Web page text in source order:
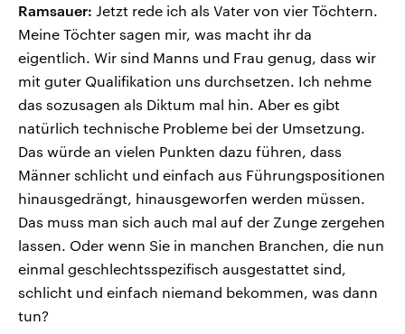
Ramsauer: Jetzt rede ich als Vater von vier Töchtern.
Meine Töchter sagen mir, was macht ihr da
eigentlich. Wir sind Manns und Frau genug, dass wir
mit guter Qualifikation uns durchsetzen. Ich nehme
das sozusagen als Diktum mal hin. Aber es gibt
natürlich technische Probleme bei der Umsetzung.
Das würde an vielen Punkten dazu führen, dass
Männer schlicht und einfach aus Führungspositionen
hinausgedrängt, hinausgeworfen werden müssen.
Das muss man sich auch mal auf der Zunge zergehen
lassen. Oder wenn Sie in manchen Branchen, die nun
einmal geschlechtsspezifisch ausgestattet sind,
schlicht und einfach niemand bekommen, was dann
tun?